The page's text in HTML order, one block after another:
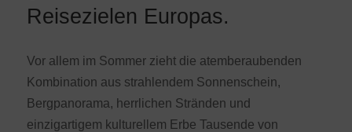
Reisezielen Europas.
Vor allem im Sommer zieht die atemberaubenden
Kombination aus strahlendem Sonnenschein,
Bergpanorama, herrlichen Stränden und
einzigartigem kulturellem Erbe Tausende von